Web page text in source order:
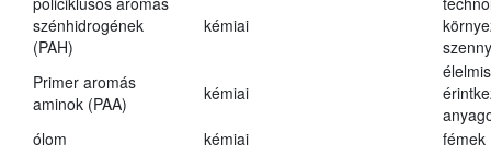
szénhidrogének
(PAH)
kémiai
Primer aromás
aminok (PAA)
kémiai
ólom
kémiai
fémek